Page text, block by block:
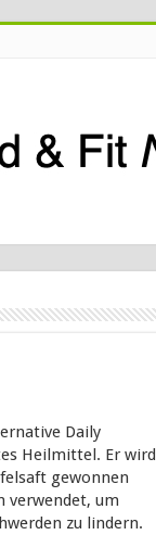
Daily
Heilmittel. Er wird
gewonnen
verwendet, um
zu lindern.